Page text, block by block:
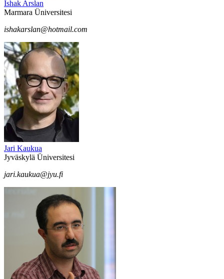
İshak Arslan
Marmara Üniversitesi
ishakarslan@hotmail.com
Jari Kaukua
Jyväskylä Üniversitesi
jari.kaukua@jyu.fi